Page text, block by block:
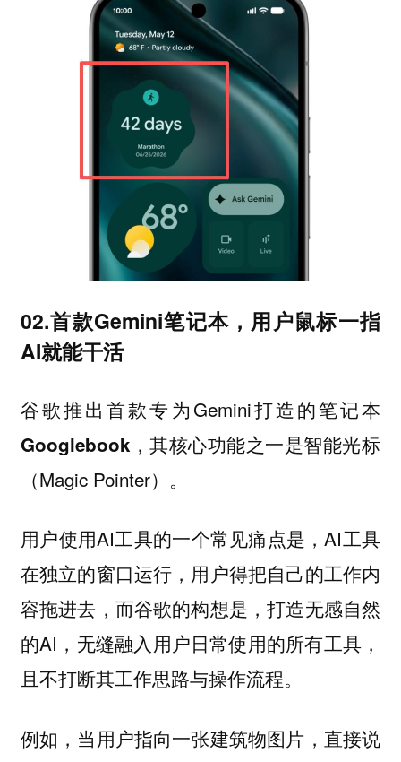
02.首款Gemini笔记本，用户鼠标一指
AI就能干活
谷歌推出首款专为Gemini打造的笔记本
Googlebook，其核心功能之一是智能光标
（Magic Pointer）。
用户使用AI工具的一个常见痛点是，AI工具
在独立的窗口运行，用户得把自己的工作内
容拖进去，而谷歌的构想是，打造无感自然
的AI，无缝融入用户日常使用的所有工具，
且不打断其工作思路与操作流程。
例如，当用户指向一张建筑物图片，直接说